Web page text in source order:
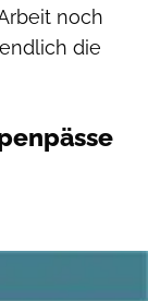
noch
die